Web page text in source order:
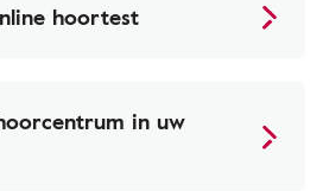
hoortest
in uw